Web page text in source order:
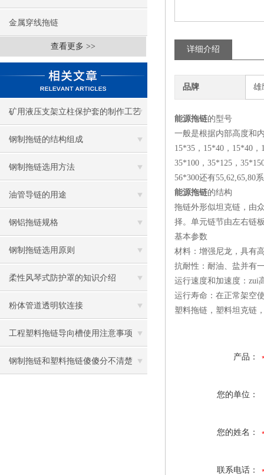
金属穿线拖链
查看更多 >>
矿用液压支架立柱保护套的制作工艺
钢制拖链的结构组成
钢制拖链选用方法
油管导链的用途
钢铝拖链规格
钢制拖链选用原则
柔性风琴式防护罩的知识介绍
粉体管道透明软连接
工程塑料拖链导向槽使用注意事项
钢制拖链和塑料拖链傻傻分不清楚
详细介绍
品牌 雄
能源拖链的型号
一般是根据内部高度和
15*35，15*40，15*40
35*100，35*125，
56*300还有55,62,65,80
能源拖链的结构
拖链外形似坦克链，由
择。单元链节由左右链
基本参数
材料：增强尼龙，具有
抗耐性：耐油、盐并有
运行速度和加速度：zui
运行寿命：在正常架空
塑料拖链，塑料坦克链
产品：
您的单位：
您的姓名：
联系电话：